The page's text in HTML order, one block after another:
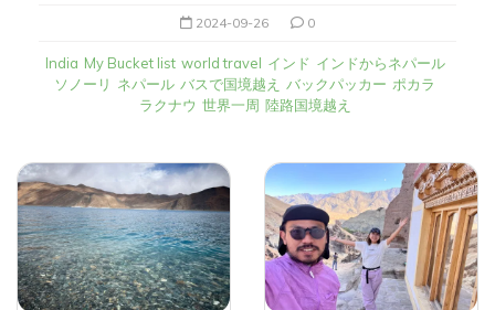
2024-09-26 0
India My Bucket list world travel インド インドからネパール
ソノーリ ネパール バスで国境越え バックパッカー ポカラ
ラクナウ 世界一周 陸路国境越え